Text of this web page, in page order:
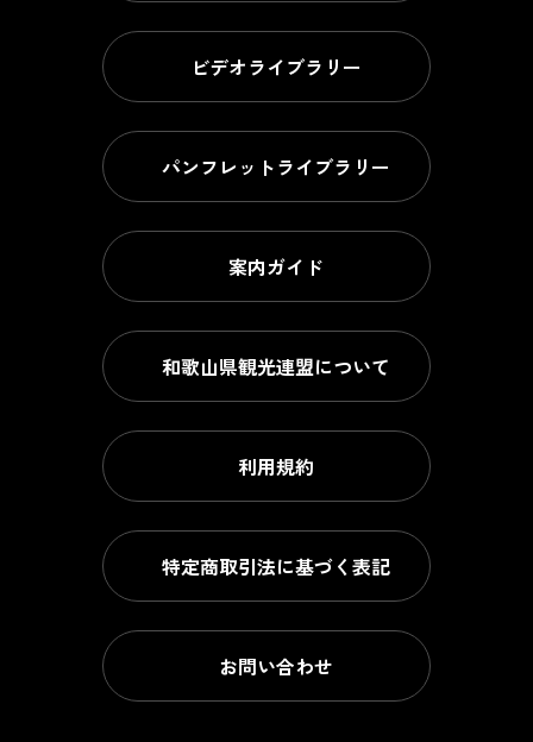
ビデオライブラリー
パンフレットライブラリー
案内ガイド
和歌山県観光連盟について
利用規約
特定商取引法に基づく表記
お問い合わせ